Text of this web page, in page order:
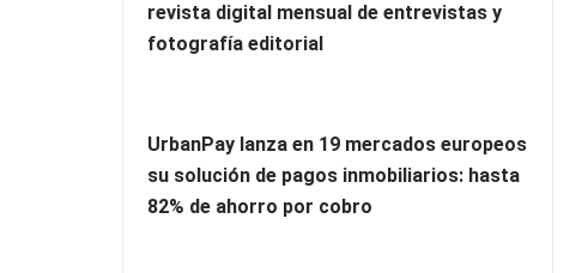
revista digital mensual de entrevistas y
fotografía editorial
UrbanPay lanza en 19 mercados europeos
su solución de pagos inmobiliarios: hasta
82% de ahorro por cobro